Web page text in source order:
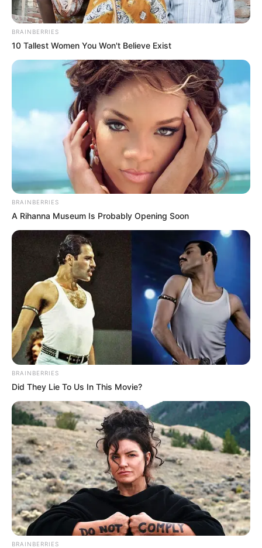
กำไลคุณเป็นสาวไฟฟ้าแรงสูง เซ็กส์ ของคุณมีลักษณะดุ
เดือดร้อนแรง คุณมีความต้องการทางเพศมาก
แหวน
คุณจะไม่ยอมร่วมหลับนอนกับใครง่ายๆ โดยที่คุณ
ไม่รู้สึกรัก แต่คุณเป็นคนที่รักใครได้ยากมาก ดังนั้น อาจ
เป็นไปได้ว่า ตอนนี้คุณอาจยังถือพรหมจรรย์อยู่ก็เป็นได้
คุณเป็นคนที่มีอารมณ์อ่อนไหวง่ายในเรื่องของ เซ็ก
ส์ ทุกสิ่งทุกอย่างขึ้นอยู่กับอารมณ์ของคุณเป็นหลัก ถ้าคุณ
บอกว่าไม่ นั่นแสดงว่าไม่จริงๆ ถ้าอีกฝ่ายมาเซ้าซี้กับคุณ
คุณก็นึกรำคาญ และพาลขู่แยกเตียงเลยก็เป็นได้
สร้อยคอเรื่อง เซ็กส์ ของคุณเป็นเรื่องที่ตื่นเต้นท้าทาย คุณ
ชอบลองและแสวงหาประสบการณ์อันเร้าใจไปเรื่อยๆ
มากกว่ายืดติดอยู่กับใครคนใดคนหนึ่ง แต่ท้ายสุกก็จบลง
ด้วยน้ำตาเพียงอย่างเดียว
ขอบคุณข้อมูลจาก Forward Mail
ดูดวงปี 2556 ดูดวง 12 ราศี กับ อ.คฑา
sex เครื่องประดับ เซ็กส์
BRAINBERRIES
10 Tallest Women You Won't Believe Exist
BRAINBERRIES
A Rihanna Museum Is Probably Opening Soon
BRAINBERRIES
Did They Lie To Us In This Movie?
BRAINBERRIES